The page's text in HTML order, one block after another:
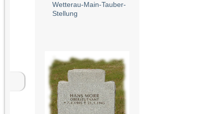
Wetterau-Main-Tauber-
Stellung